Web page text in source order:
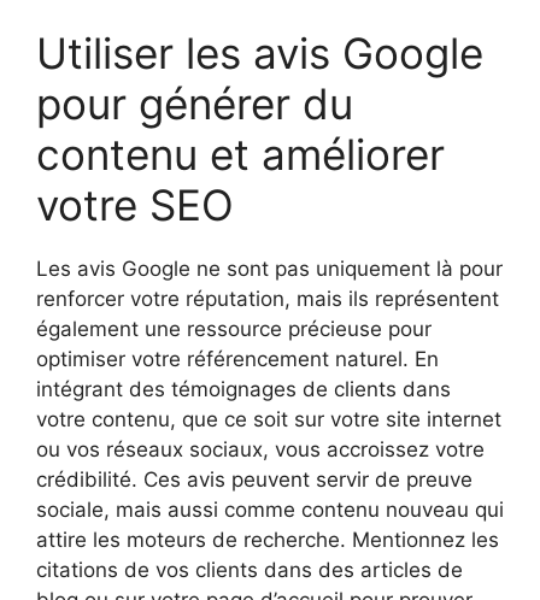
Utiliser les avis Google
pour générer du
contenu et améliorer
votre SEO
Les avis Google ne sont pas uniquement là pour
renforcer votre réputation, mais ils représentent
également une ressource précieuse pour
optimiser votre référencement naturel. En
intégrant des témoignages de clients dans
votre contenu, que ce soit sur votre site internet
ou vos réseaux sociaux, vous accroissez votre
crédibilité. Ces avis peuvent servir de preuve
sociale, mais aussi comme contenu nouveau qui
attire les moteurs de recherche. Mentionnez les
citations de vos clients dans des articles de